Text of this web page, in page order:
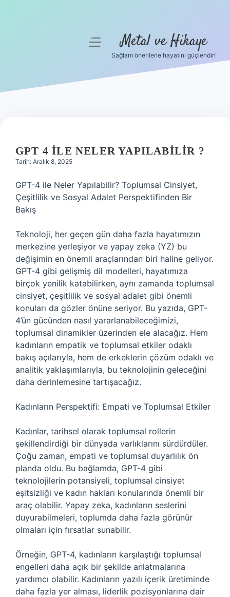
Hakkımızda
menüyüMetal ve Hikaye
Sağlam önerilerle hayatını güçlendir!
GPT 4 ILE NELER YAPILABILIR ?
Tarih: Aralık 8, 2025
GPT-4 ile Neler Yapılabilir? Toplumsal Cinsiyet,
Çeşitlilik ve Sosyal Adalet Perspektifinden Bir
Bakış
Teknoloji, her geçen gün daha fazla hayatımızın
merkezine yerleşiyor ve yapay zeka (YZ) bu
değişimin en önemli araçlarından biri haline geliyor.
GPT-4 gibi gelişmiş dil modelleri, hayatımıza
birçok yenilik katabilirken, aynı zamanda toplumsal
cinsiyet, çeşitlilik ve sosyal adalet gibi önemli
konuları da gözler önüne seriyor. Bu yazıda, GPT-
4’ün gücünden nasıl yararlanabileceğimizi,
toplumsal dinamikler üzerinden ele alacağız. Hem
kadınların empatik ve toplumsal etkiler odaklı
bakış açılarıyla, hem de erkeklerin çözüm odaklı ve
analitik yaklaşımlarıyla, bu teknolojinin geleceğini
daha derinlemesine tartışacağız.
Kadınların Perspektifi: Empati ve Toplumsal Etkiler
Kadınlar, tarihsel olarak toplumsal rollerin
şekillendirdiği bir dünyada varlıklarını sürdürdüler.
Çoğu zaman, empati ve toplumsal duyarlılık ön
planda oldu. Bu bağlamda, GPT-4 gibi
teknolojilerin potansiyeli, toplumsal cinsiyet
eşitsizliği ve kadın hakları konularında önemli bir
araç olabilir. Yapay zeka, kadınların seslerini
duyurabilmeleri, toplumda daha fazla görünür
olmaları için fırsatlar sunabilir.
Örneğin, GPT-4, kadınların karşılaştığı toplumsal
engelleri daha açık bir şekilde anlatmalarına
yardımcı olabilir. Kadınların yazılı içerik üretiminde
daha fazla yer alması, liderlik pozisyonlarına dair